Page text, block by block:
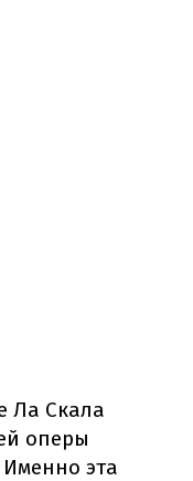
Ла Скала
оперы
эта